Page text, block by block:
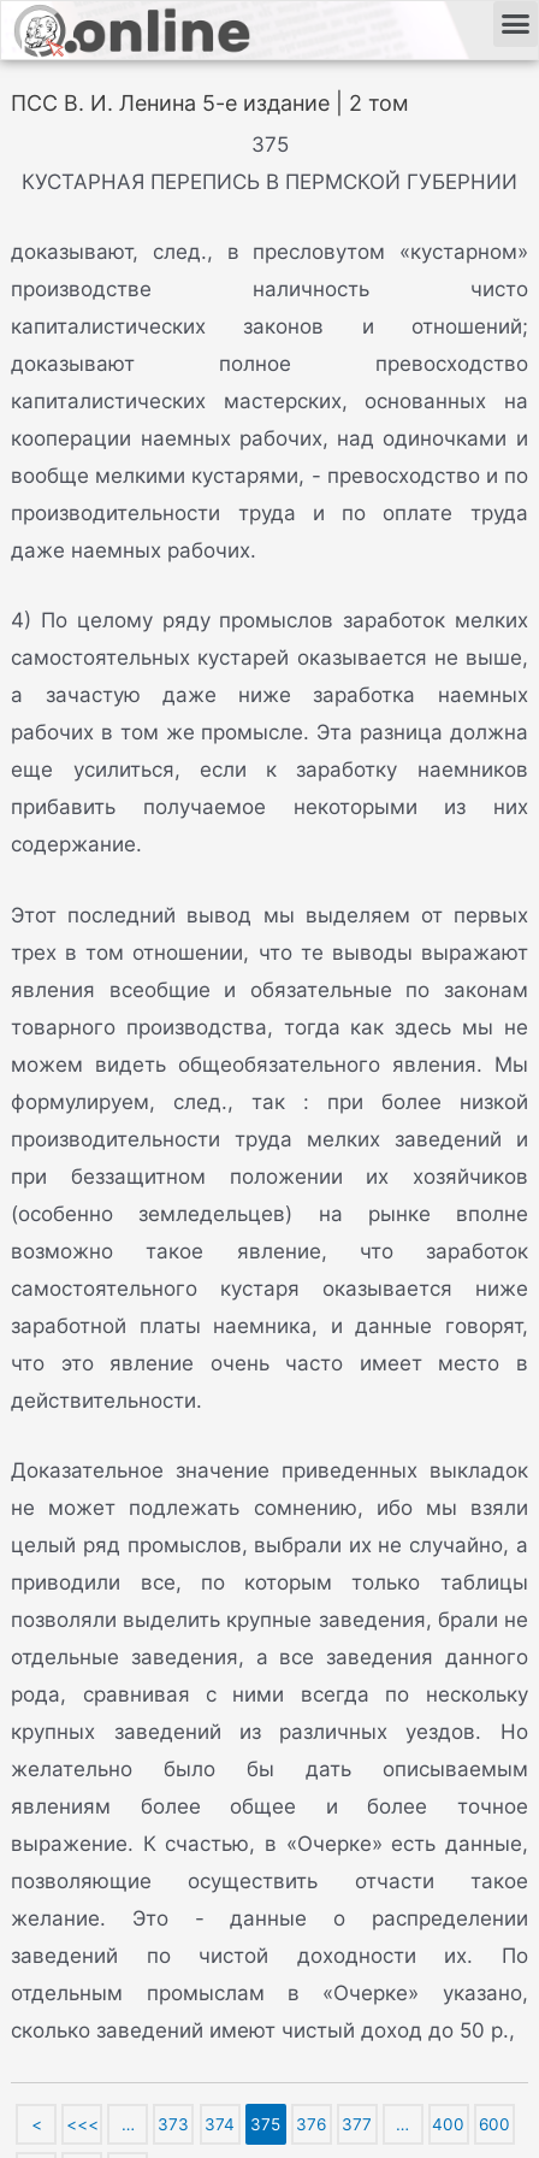
ПСС В. И. Ленина 5-е издание | 2 том
375
КУСТАРНАЯ ПЕРЕПИСЬ В ПЕРМСКОЙ ГУБЕРНИИ
доказывают, след., в пресловутом «кустарном»
производстве наличность чисто
капиталистических законов и отношений;
доказывают полное превосходство
капиталистических мастерских, основанных на
кооперации наемных рабочих, над одиночками и
вообще мелкими кустарями, - превосходство и по
производительности труда и по оплате труда
даже наемных рабочих.
4) По целому ряду промыслов заработок мелких
самостоятельных кустарей оказывается не выше,
а зачастую даже ниже заработка наемных
рабочих в том же промысле. Эта разница должна
еще усилиться, если к заработку наемников
прибавить получаемое некоторыми из них
содержание.
Этот последний вывод мы выделяем от первых
трех в том отношении, что те выводы выражают
явления всеобщие и обязательные по законам
товарного производства, тогда как здесь мы не
можем видеть общеобязательного явления. Мы
формулируем, след., так : при более низкой
производительности труда мелких заведений и
при беззащитном положении их хозяйчиков
(особенно земледельцев) на рынке вполне
возможно такое явление, что заработок
самостоятельного кустаря оказывается ниже
заработной платы наемника, и данные говорят,
что это явление очень часто имеет место в
действительности.
Доказательное значение приведенных выкладок
не может подлежать сомнению, ибо мы взяли
целый ряд промыслов, выбрали их не случайно, а
приводили все, по которым только таблицы
позволяли выделить крупные заведения, брали не
отдельные заведения, а все заведения данного
рода, сравнивая с ними всегда по нескольку
крупных заведений из различных уездов. Но
желательно было бы дать описываемым
явлениям более общее и более точное
выражение. К счастью, в «Очерке» есть данные,
позволяющие осуществить отчасти такое
желание. Это - данные о распределении
заведений по чистой доходности их. По
отдельным промыслам в «Очерке» указано,
сколько заведений имеют чистый доход до 50 р.,
< <<< … 373 374 375 376 377 … 400 600